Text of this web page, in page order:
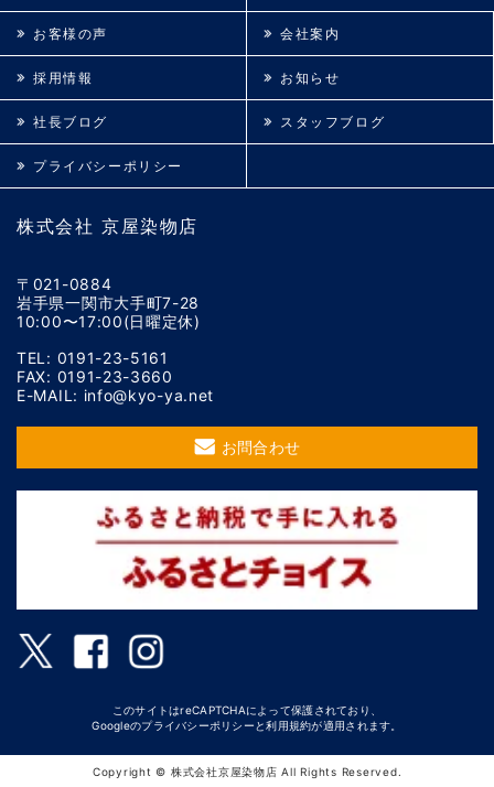
株式会社 京屋染物店
〒021-0884
岩手県一関市大手町7-28
10:00〜17:00(日曜定休)
TEL: 0191-23-5161
FAX: 0191-23-3660
E-MAIL: info@kyo-ya.net
お問合わせ
お客様の声 会社案内
採用情報 お知らせ
社長ブログ スタッフブログ
プライバシーポリシー
このサイトはreCAPTCHAによって保護されており、
Googleのプライバシーポリシー と利用規約が適用されます。
Copyright © 株式会社京屋染物店 All Rights Reserved.